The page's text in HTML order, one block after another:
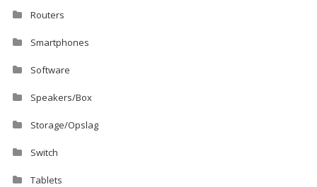
Routers
Smartphones
Software
Speakers/Box
Storage/Opslag
Switch
Tablets